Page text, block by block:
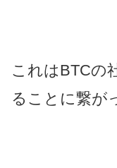
これはBTCの
ることに繋が